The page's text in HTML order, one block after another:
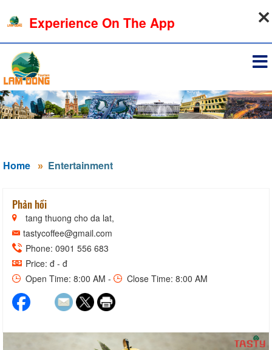
Home Entertainment
Phản hồi
tang thuong cho da lat,
tastycoffee@gmail.com
Phone: 0901 556 683
Price: đ - đ
Open Time: 8:00 AM -
Close Time: 8:00 AM
Experience On The App